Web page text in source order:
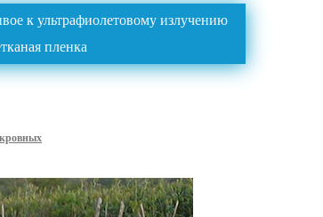
к ультрафиолетовому излучению
пленка